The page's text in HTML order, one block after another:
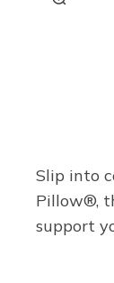
Slip into
Pillow®,
support